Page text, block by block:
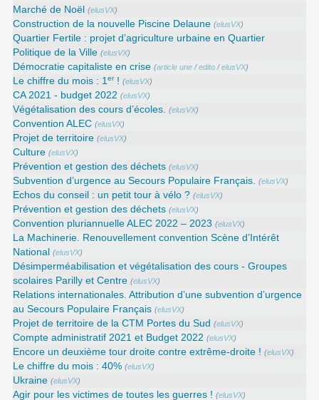
Marché de Noël (elusVX)
Construction de la nouvelle Piscine Delaune (elusVX)
Quartier Fertile : projet d’agriculture urbaine en Quartier
Politique de la Ville (elusVX)
Démocratie capitaliste en crise (article une/edito/elusVX)
Le chiffre du mois : 1er! (elusVX)
CA 2021 - budget 2022 (elusVX)
Végétalisation des cours d’écoles. (elusVX)
Convention ALEC (elusVX)
Projet de territoire (elusVX)
Culture (elusVX)
Prévention et gestion des déchets (elusVX)
Subvention d’urgence au Secours Populaire Français. (elusVX)
Echos du conseil : un petit tour à vélo ? (elusVX)
Prévention et gestion des déchets (elusVX)
Convention pluriannuelle ALEC 2022 – 2023 (elusVX)
La Machinerie. Renouvellement convention Scène d’Intérêt
National
(elusVX)
Désimperméabilisation et végétalisation des cours - Groupes
scolaires Parilly et Centre (elusVX)
Relations internationales. Attribution d’une subvention d’urgence
au Secours Populaire Français (elusVX)
Projet de territoire de la CTM Portes du Sud (elusVX)
Compte administratif 2021 et Budget 2022 (elusVX)
Encore un deuxième tour droite contre extrême-droite ! (elusVX)
Le chiffre du mois : 40% (elusVX)
Ukraine (elusVX)
Agir pour les victimes de toutes les guerres ! (elusVX)